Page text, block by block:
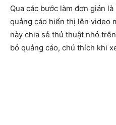
Qua các bước làm đơn giản
quảng cáo hiển thị lên video
này chia sẻ thủ thuật nhỏ
bỏ quảng cáo, chú thích khi